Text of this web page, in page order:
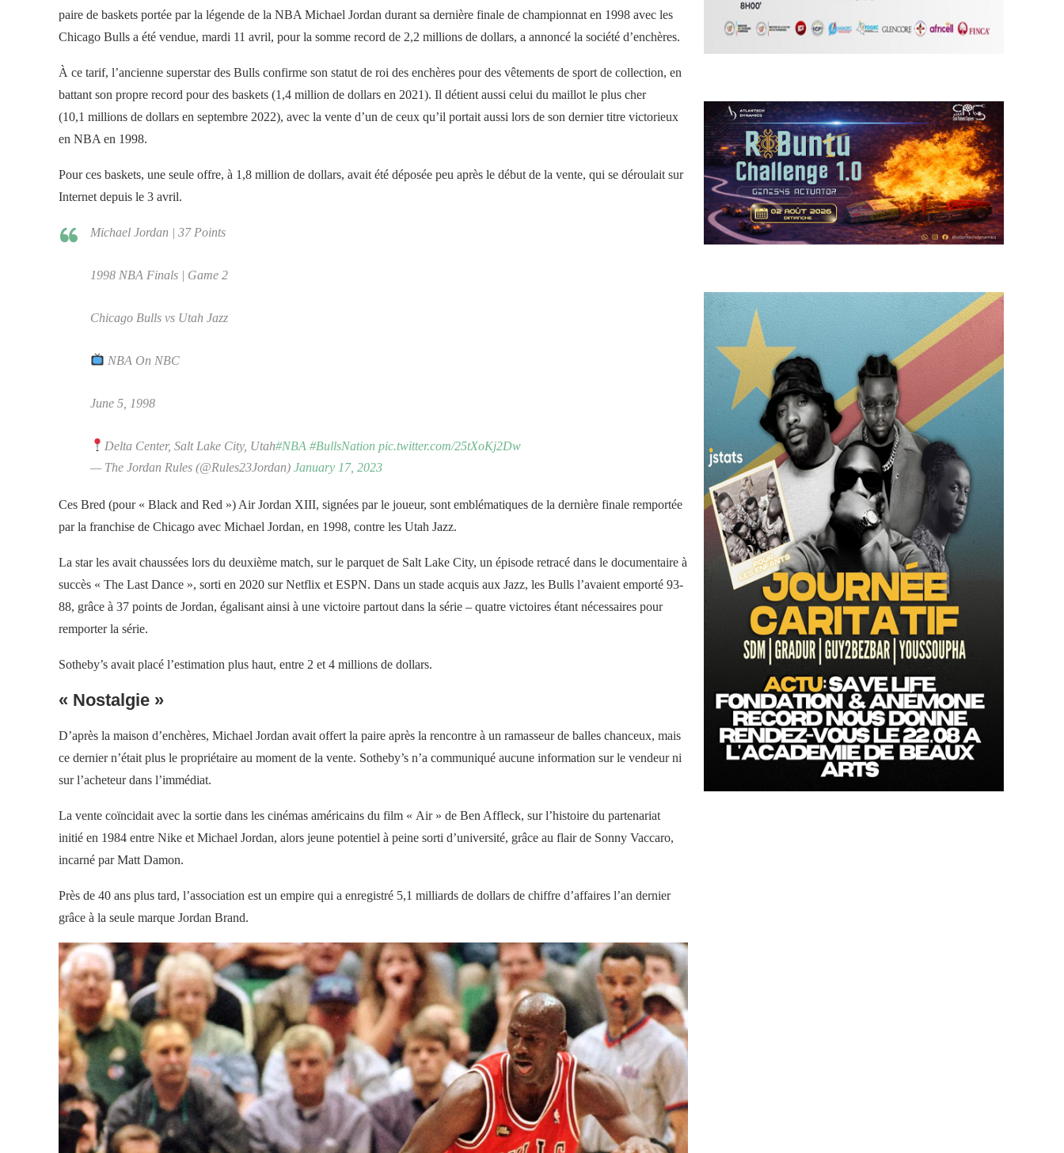
paire de baskets portée par la légende de la NBA Michael Jordan durant sa dernière finale de championnat en 1998 avec les
Chicago Bulls a été vendue, mardi 11 avril, pour la somme record de 2,2 millions de dollars, a annoncé la société d’enchères.
À ce tarif, l’ancienne superstar des Bulls confirme son statut de roi des enchères pour des vêtements de sport de collection, en
battant son propre record pour des baskets (1,4 million de dollars en 2021). Il détient aussi celui du maillot le plus cher
(10,1 millions de dollars en septembre 2022), avec la vente d’un de ceux qu’il portait aussi lors de son dernier titre victorieux
en NBA en 1998.
Pour ces baskets, une seule offre, à 1,8 million de dollars, avait été déposée peu après le début de la vente, qui se déroulait sur
Internet depuis le 3 avril.
Michael Jordan | 37 Points
1998 NBA Finals | Game 2
Chicago Bulls vs Utah Jazz
NBA On NBC
June 5, 1998
Delta Center, Salt Lake City, Utah#NBA #BullsNation pic.twitter.com/25tXoKj2Dw
— The Jordan Rules (@Rules23Jordan) January 17, 2023
Ces Bred (pour « Black and Red ») Air Jordan XIII, signées par le joueur, sont emblématiques de la dernière finale remportée
par la franchise de Chicago avec Michael Jordan, en 1998, contre les Utah Jazz.
La star les avait chaussées lors du deuxième match, sur le parquet de Salt Lake City, un épisode retracé dans le documentaire à
succès « The Last Dance », sorti en 2020 sur Netflix et ESPN. Dans un stade acquis aux Jazz, les Bulls l’avaient emporté 93-
88, grâce à 37 points de Jordan, égalisant ainsi à une victoire partout dans la série – quatre victoires étant nécessaires pour
remporter la série.
Sotheby’s avait placé l’estimation plus haut, entre 2 et 4 millions de dollars.
« Nostalgie »
D’après la maison d’enchères, Michael Jordan avait offert la paire après la rencontre à un ramasseur de balles chanceux, mais
ce dernier n’était plus le propriétaire au moment de la vente. Sotheby’s n’a communiqué aucune information sur le vendeur ni
sur l’acheteur dans l’immédiat.
La vente coïncidait avec la sortie dans les cinémas américains du film « Air » de Ben Affleck, sur l’histoire du partenariat
initié en 1984 entre Nike et Michael Jordan, alors jeune potentiel à peine sorti d’université, grâce au flair de Sonny Vaccaro,
incarné par Matt Damon.
Près de 40 ans plus tard, l’association est un empire qui a enregistré 5,1 milliards de dollars de chiffre d’affaires l’an dernier
grâce à la seule marque Jordan Brand.